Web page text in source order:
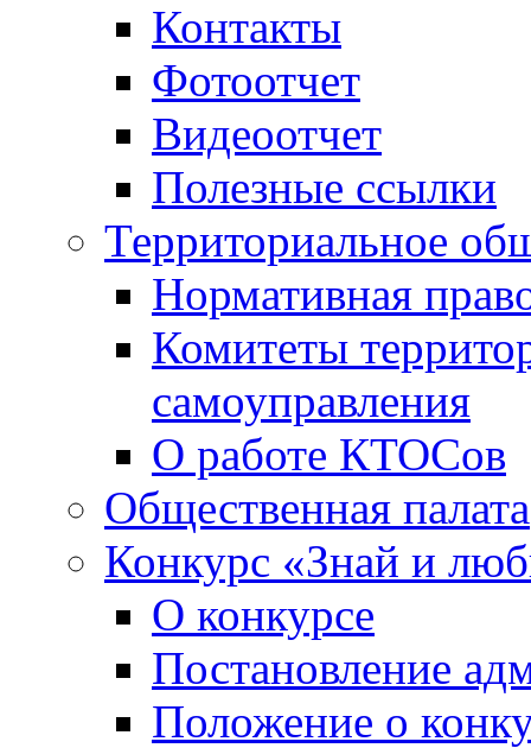
Контакты
Фотоотчет
Видеоотчет
Полезные ссылки
Территориальное
Нормативная
Комитеты
самоуправления
О работе КТОСов
Общественная палата
Конкурс «Знай и
О конкурсе
Постановление
Положение о